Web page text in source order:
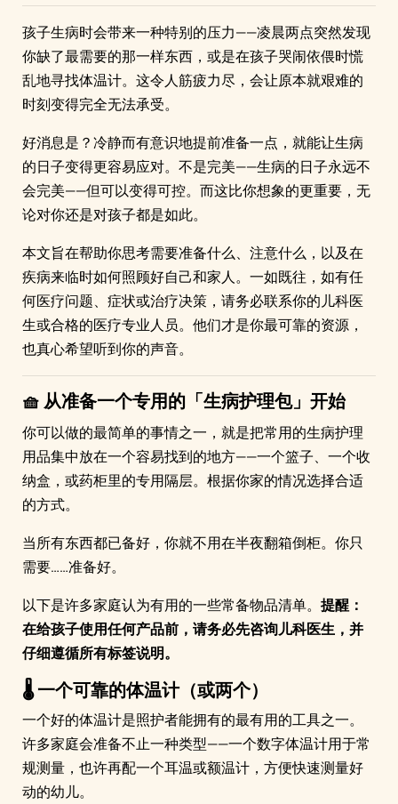
孩子生病时会带来一种特别的压力——凌晨两点突然发现
你缺了最需要的那一样东西，或是在孩子哭闹依偎时慌
乱地寻找体温计。这令人筋疲力尽，会让原本就艰难的
时刻变得完全无法承受。
好消息是？冷静而有意识地提前准备一点，就能让生病
的日子变得更容易应对。不是完美——生病的日子永远不
会完美——但可以变得可控。而这比你想象的更重要，无
论对你还是对孩子都是如此。
本文旨在帮助你思考需要准备什么、注意什么，以及在
疾病来临时如何照顾好自己和家人。一如既往，如有任
何医疗问题、症状或治疗决策，请务必联系你的儿科医
生或合格的医疗专业人员。他们才是你最可靠的资源，
也真心希望听到你的声音。
🧺 从准备一个专用的「生病护理包」开始
你可以做的最简单的事情之一，就是把常用的生病护理
用品集中放在一个容易找到的地方——一个篮子、一个收
纳盒，或药柜里的专用隔层。根据你家的情况选择合适
的方式。
当所有东西都已备好，你就不用在半夜翻箱倒柜。你只
需要……准备好。
以下是许多家庭认为有用的一些常备物品清单。 提醒：
在给孩子使用任何产品前，请务必先咨询儿科医生，并
仔细遵循所有标签说明。
🌡️ 一个可靠的体温计（或两个）
一个好的体温计是照护者能拥有的最有用的工具之一。
许多家庭会准备不止一种类型——一个数字体温计用于常
规测量，也许再配一个耳温或额温计，方便快速测量好
动的幼儿。